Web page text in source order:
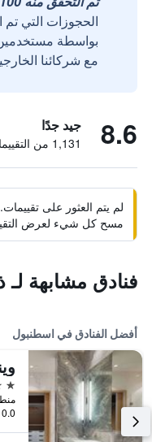
الحجوزات التي تم
مع شركائنا
8.6 جيد جدًا
1,131 من التقييمات تم التحقق منها
لم يتم العثور على
مسح كل شيء لعرض
فنادق مشابهة
أفضل الفنادق في اسطنبول
5 نجوم
0.0 كيلومتر عن وسط المدينة